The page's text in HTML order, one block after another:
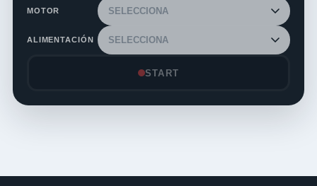
MOTOR
ALIMENTACIÓN
START